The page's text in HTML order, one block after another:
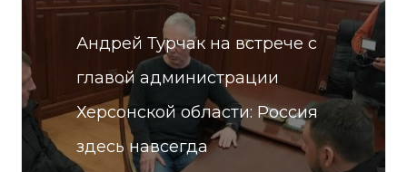
Андрей Турчак на встрече с
главой администрации
Херсонской области: Россия
здесь навсегда